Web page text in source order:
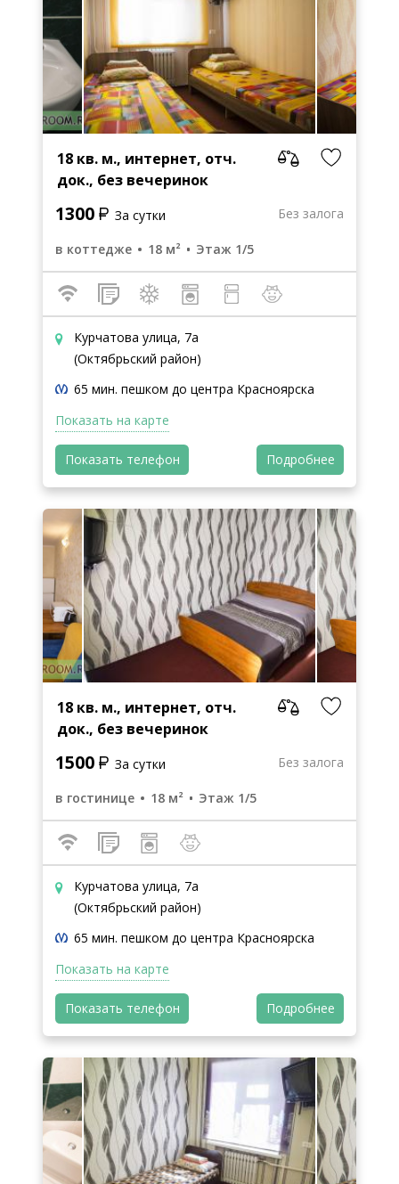
18 кв. м., интернет, отч.
док., без вечеринок
1300 За сутки Без залога
в коттедже 18 м² Этаж 1/5
Курчатова улица, 7а
(Октябрьский район)
65 мин. пешком до центра Красноярска
Показать на карте
Показать телефон Подробнее
18 кв. м., интернет, отч.
док., без вечеринок
1500 За сутки Без залога
в гостинице 18 м² Этаж 1/5
Курчатова улица, 7а
(Октябрьский район)
65 мин. пешком до центра Красноярска
Показать на карте
Показать телефон Подробнее